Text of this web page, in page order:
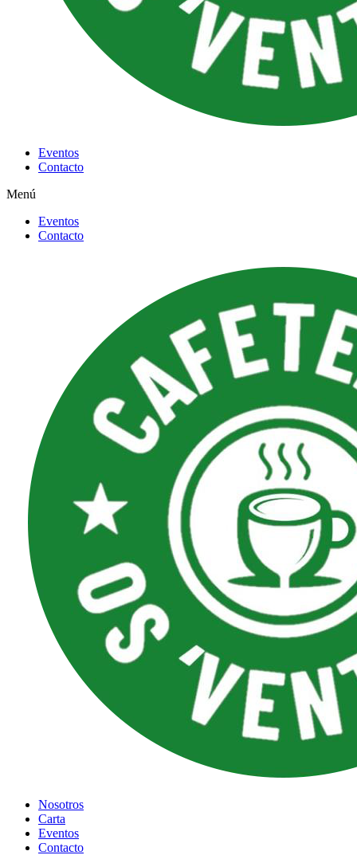
Eventos
Contacto
Menú
Eventos
Contacto
Nosotros
Carta
Eventos
Contacto